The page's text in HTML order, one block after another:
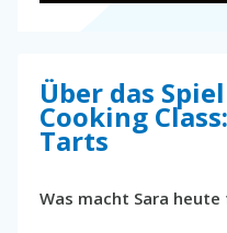
Über das
Cooking
Tarts
Was macht Sara